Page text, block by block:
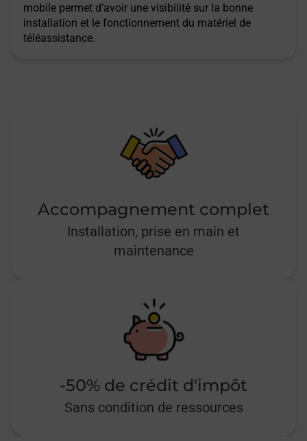
mobile permet d’avoir une visibilité sur la bonne
installation et le fonctionnement du matériel de
téléassistance.
Accompagnement complet
Installation, prise en main et
maintenance
-50% de crédit d'impôt
Sans condition de ressources